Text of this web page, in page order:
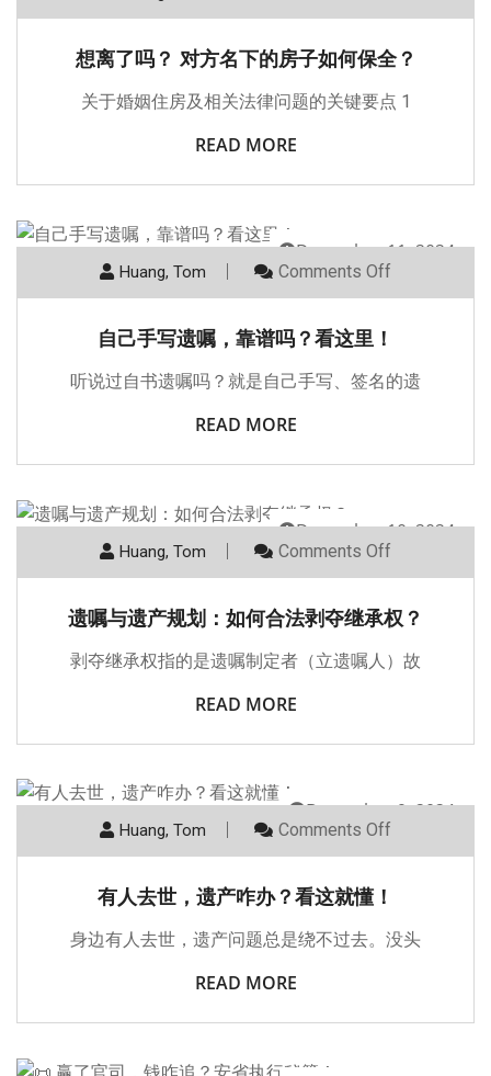
想离了吗？ 对方名下的房子如何保全？
关于婚姻住房及相关法律问题的关键要点 1
READ MORE
December 11, 2024
Huang, Tom Comments Off
自己手写遗嘱，靠谱吗？看这里！
听说过自书遗嘱吗？就是自己手写、签名的遗
READ MORE
December 10, 2024
Huang, Tom Comments Off
遗嘱与遗产规划：如何合法剥夺继承权？
剥夺继承权指的是遗嘱制定者（立遗嘱人）故
READ MORE
December 9, 2024
Huang, Tom Comments Off
有人去世，遗产咋办？看这就懂！
身边有人去世，遗产问题总是绕不过去。没头
READ MORE